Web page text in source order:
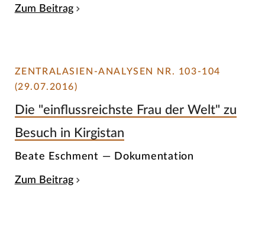
Zum Beitrag
ZENTRALASIEN-ANALYSEN NR. 103-104
(29.07.2016)
Die "einflussreichste Frau der Welt" zu
Besuch in Kirgistan
Beate Eschment — Dokumentation
Zum Beitrag